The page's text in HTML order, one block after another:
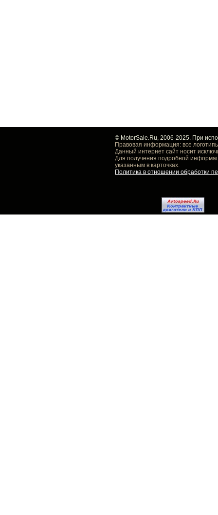
© MotorSale.Ru, 2006-2025. При
Правовая информация: все
Данный интернет сайт носит
Для получения подробной
указанным в карточках.
Политика в отношении обработки